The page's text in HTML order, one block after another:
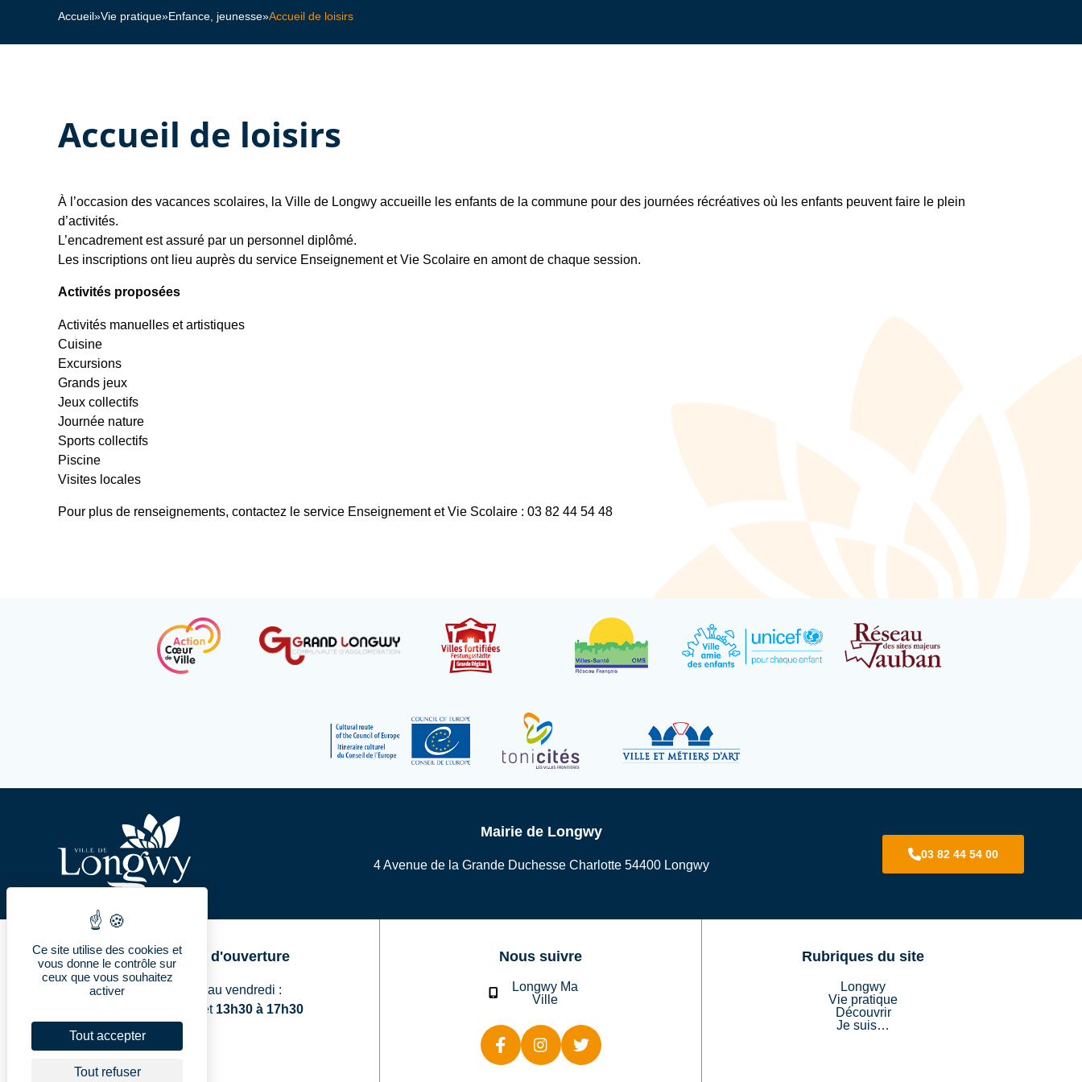
Accueil»Vie pratique»Enfance, jeunesse»Accueil de loisirs
Accueil de loisirs
À l’occasion des vacances scolaires, la Ville de Longwy accueille les enfants de la commune pour des journées récréatives où les enfants peuvent faire le plein
d’activités.
L’encadrement est assuré par un personnel diplômé.
Les inscriptions ont lieu auprès du service Enseignement et Vie Scolaire en amont de chaque session.
Activités proposées
Activités manuelles et artistiques
Cuisine
Excursions
Grands jeux
Jeux collectifs
Journée nature
Sports collectifs
Piscine
Visites locales
Pour plus de renseignements, contactez le service Enseignement et Vie Scolaire : 03 82 44 54 48
Mairie de Longwy
4 Avenue de la Grande Duchesse Charlotte 54400 Longwy
03 82 44 54 00
Horaires d'ouverture
Du lundi au vendredi :
et 13h30 à 17h30
Nous suivre
Longwy Ma
Ville
Rubriques du site
Longwy
Vie pratique
Découvrir
Je suis…
Ce site utilise des cookies et
vous donne le contrôle sur
ceux que vous souhaitez
activer
Tout accepter
Tout refuser